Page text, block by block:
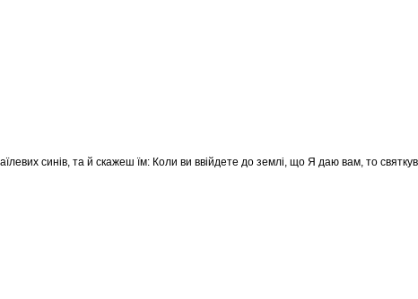
синів, та й скажеш їм: Коли ви ввійдете до землі, що Я даю вам, то